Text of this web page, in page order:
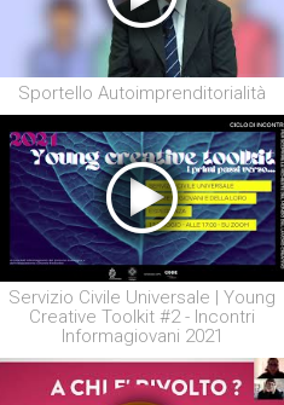
Sportello Autoimprenditorialità
Servizio Civile Universale | Young
Creative Toolkit #2 - Incontri
Informagiovani 2021